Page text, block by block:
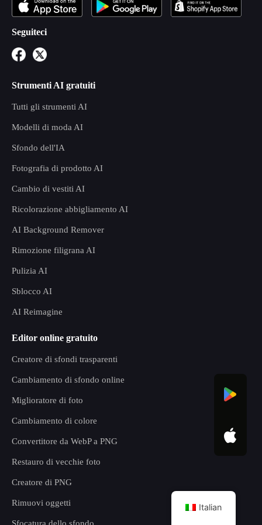
Seguiteci
Strumenti AI gratuiti
Tutti gli strumenti AI
Modelli di moda AI
Sfondo dell'IA
Fotografia di prodotto AI
Cambio di vestiti AI
Ricolorazione abbigliamento AI
AI Background Remover
Rimozione filigrana AI
Pulizia AI
Sblocco AI
AI Reimagine
Editor online gratuito
Creatore di sfondi trasparenti
Cambiamento di sfondo online
Miglioratore di foto
Cambiamento di colore
Convertitore da WebP a PNG
Restauro di vecchie foto
Creatore di PNG
Rimuovi oggetti Italian